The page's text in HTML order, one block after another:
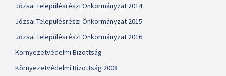
Józsai Településrészi Önkormányzat 2014
Józsai Településrészi Önkormányzat 2015
Józsai Településrészi Önkormányzat 2016
Környezetvédelmi Bizottság
Környezetvédelmi Bizottság 2008